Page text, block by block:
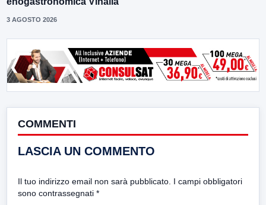
3 AGOSTO 2026
COMMENTI
LASCIA UN COMMENTO
Il tuo indirizzo email non sarà pubblicato. I campi obbligatori
sono contrassegnati *